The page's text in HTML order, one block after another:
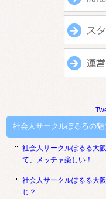
社会人サークルぽるるの魅
社会人サークルぽるる大
て、メッチャ楽しい！
社会人サークルぽるる大
じ？